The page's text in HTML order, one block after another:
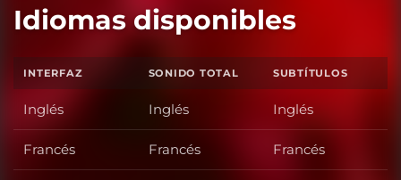
Idiomas disponibles
INTERFAZ SONIDO TOTAL SUBTÍTULOS
Inglés Inglés Inglés
Francés Francés Francés